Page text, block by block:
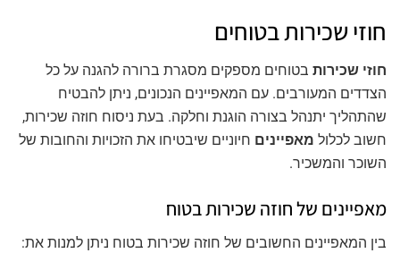
חוזי שכירות בטוחים
חוזי שכירות בטוחים מספקים מסגרת ברורה להגנה על כל
הצדדים המעורבים. עם המאפיינים הנכונים, ניתן להבטיח
שהתהליך יתנהל בצורה הוגנת וחלקה. בעת ניסוח חוזה שכירות,
חשוב לכלול מאפיינים חיוניים שיבטיחו את הזכויות והחובות של
השוכר והמשכיר.
מאפיינים של חוזה שכירות בטוח
בין המאפיינים החשובים של חוזה שכירות בטוח ניתן למנות את: